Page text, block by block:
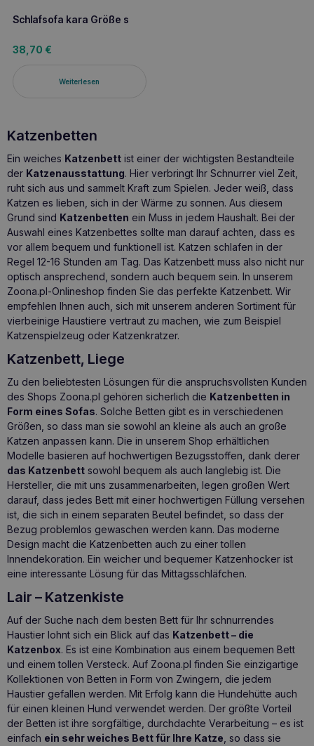
Schlafsofa kara Größe s
38,70 €
Weiterlesen
Katzenbetten
Ein weiches Katzenbett ist einer der wichtigsten Bestandteile
der Katzenausstattung. Hier verbringt Ihr Schnurrer viel Zeit,
ruht sich aus und sammelt Kraft zum Spielen. Jeder weiß, dass
Katzen es lieben, sich in der Wärme zu sonnen. Aus diesem
Grund sind Katzenbetten ein Muss in jedem Haushalt. Bei der
Auswahl eines Katzenbettes sollte man darauf achten, dass es
vor allem bequem und funktionell ist. Katzen schlafen in der
Regel 12-16 Stunden am Tag. Das Katzenbett muss also nicht nur
optisch ansprechend, sondern auch bequem sein. In unserem
Zoona.pl-Onlineshop finden Sie das perfekte Katzenbett. Wir
empfehlen Ihnen auch, sich mit unserem anderen Sortiment für
vierbeinige Haustiere vertraut zu machen, wie zum Beispiel
Katzenspielzeug oder Katzenkratzer.
Katzenbett, Liege
Zu den beliebtesten Lösungen für die anspruchsvollsten Kunden
des Shops Zoona.pl gehören sicherlich die Katzenbetten in
Form eines Sofas. Solche Betten gibt es in verschiedenen
Größen, so dass man sie sowohl an kleine als auch an große
Katzen anpassen kann. Die in unserem Shop erhältlichen
Modelle basieren auf hochwertigen Bezugsstoffen, dank derer
das Katzenbett sowohl bequem als auch langlebig ist. Die
Hersteller, die mit uns zusammenarbeiten, legen großen Wert
darauf, dass jedes Bett mit einer hochwertigen Füllung versehen
ist, die sich in einem separaten Beutel befindet, so dass der
Bezug problemlos gewaschen werden kann. Das moderne
Design macht die Katzenbetten auch zu einer tollen
Innendekoration. Ein weicher und bequemer Katzenhocker ist
eine interessante Lösung für das Mittagsschläfchen.
Lair – Katzenkiste
Auf der Suche nach dem besten Bett für Ihr schnurrendes
Haustier lohnt sich ein Blick auf das Katzenbett – die
Katzenbox. Es ist eine Kombination aus einem bequemen Bett
und einem tollen Versteck. Auf Zoona.pl finden Sie einzigartige
Kollektionen von Betten in Form von Zwingern, die jedem
Haustier gefallen werden. Mit Erfolg kann die Hundehütte auch
für einen kleinen Hund verwendet werden. Der größte Vorteil
der Betten ist ihre sorgfältige, durchdachte Verarbeitung – es ist
einfach ein sehr weiches Bett für Ihre Katze , so dass sie